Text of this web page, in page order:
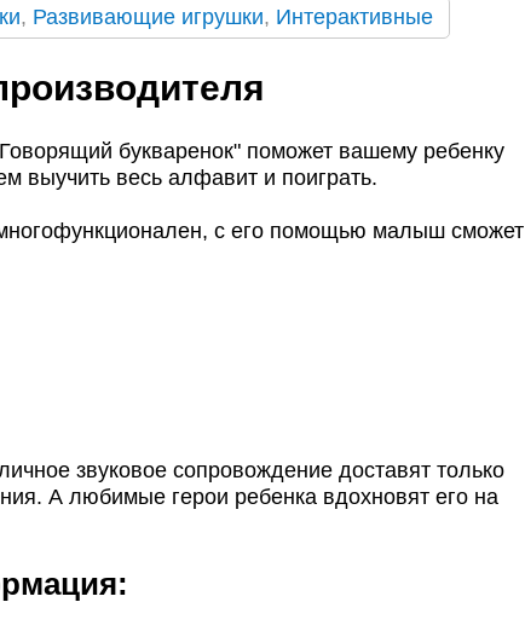
, Развивающие игрушки, Интерактивные
букваренок" поможет вашему ребенку
выучить весь алфавит и поиграть.
с его помощью малыш сможет
звуковое сопровождение доставят только
А любимые герои ребенка вдохновят его на